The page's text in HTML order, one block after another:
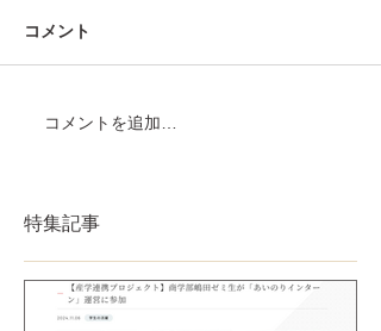
コメント
コメントを追加…
特集記事